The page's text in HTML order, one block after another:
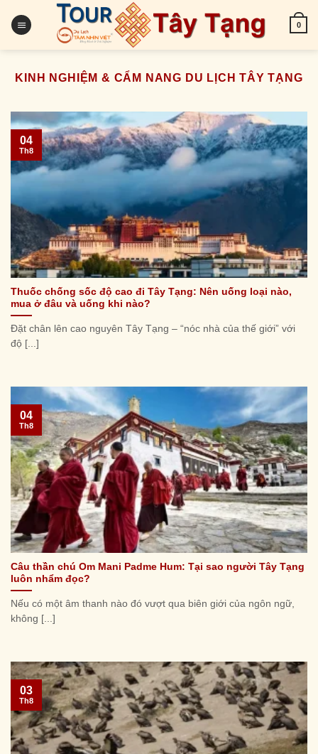
0
KINH NGHIỆM & CẨM NANG DU LỊCH TÂY TẠNG
Thuốc chống sốc độ cao đi Tây Tạng: Nên uống loại nào,
mua ở đâu và uống khi nào?
Đặt chân lên cao nguyên Tây Tạng – “nóc nhà của thế giới” với
độ [...]
04
Th8
Câu thần chú Om Mani Padme Hum: Tại sao người Tây Tạng
luôn nhẩm đọc?
Nếu có một âm thanh nào đó vượt qua biên giới của ngôn ngữ,
không [...]
04
Th8
03
Th8